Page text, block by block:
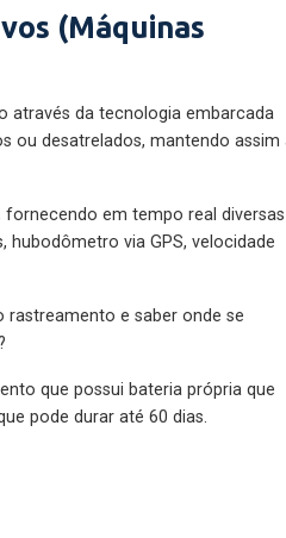
(Máquinas
da tecnologia embarcada
ou desatrelados, mantendo assim a
em tempo real diversas
via GPS, velocidade
e saber onde se
que possui bateria própria que
pode durar até 60 dias.